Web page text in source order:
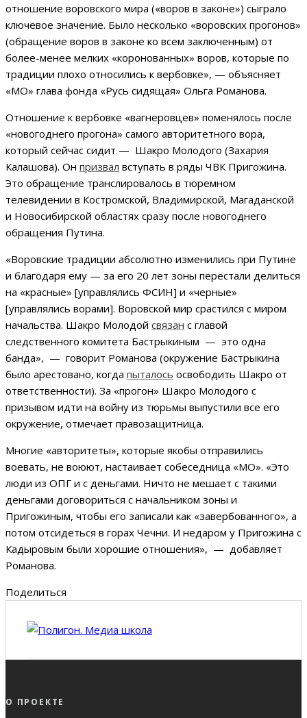
отношение воровского мира («воров в законе») сыграло
ключевое значение. Было несколько «воровских прогонов»
(обращение воров в законе ко всем заключенным) от
более-менее мелких «коронованных» воров, которые по
традиции плохо относились к вербовке», — объясняет
«МО» глава фонда «Русь сидящая» Ольга Романова.
Отношение к вербовке «вагнеровцев» поменялось после
«новогоднего прогона» самого авторитетного вора,
который сейчас сидит — Шакро Молодого (Захария
Калашова). Он призвал вступать в ряды ЧВК Пригожина.
Это обращение транслировалось в тюремном
телевидении в Костромской, Владимирской, Магаданской
и Новосибирской областях сразу после новогоднего
обращения Путина.
«Воровские традиции абсолютно изменились при Путине
и благодаря ему — за его 20 лет зоны перестали делиться
на «красные» [управлялись ФСИН] и «черные»
[управлялись ворами]. Воровской мир срастился с миром
начальства. Шакро Молодой связан с главой
следственного комитета Бастрыкиным — это одна
банда», — говорит Романова (окружение Бастрыкина
было арестовано, когда пыталось освободить Шакро от
ответственности). За «прогон» Шакро Молодого с
призывом идти на войну из тюрьмы выпустили все его
окружение, отмечает правозащитница.
Многие «авторитеты», которые якобы отправились
воевать, не воюют, настаивает собеседница «МО». «Это
люди из ОПГ и с деньгами. Ничто не мешает с такими
деньгами договориться с начальником зоны и
Пригожиным, чтобы его записали как «завербованного», а
потом отсидеться в горах Чечни. И недаром у Пригожина с
Кадыровым были хорошие отношения», — добавляет
Романова.
Поделиться
О ПРОЕКТЕ